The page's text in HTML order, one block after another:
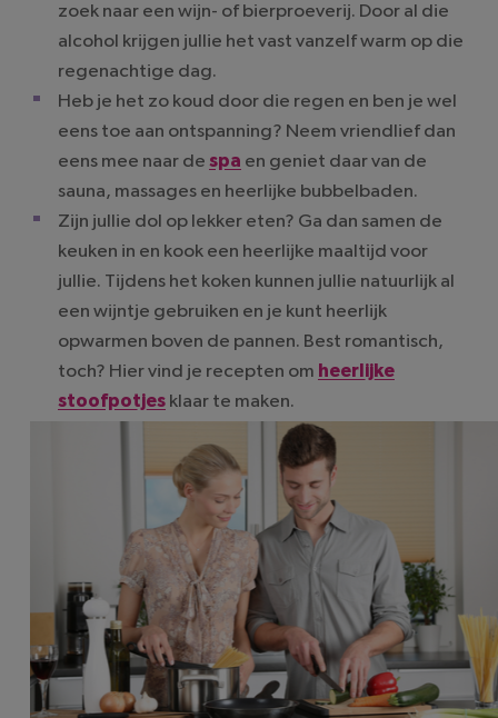
zoek naar een wijn- of bierproeverij. Door al die
alcohol krijgen jullie het vast vanzelf warm op die
regenachtige dag.
Heb je het zo koud door die regen en ben je wel
eens toe aan ontspanning? Neem vriendlief dan
eens mee naar de spa en geniet daar van de
sauna, massages en heerlijke bubbelbaden.
Zijn jullie dol op lekker eten? Ga dan samen de
keuken in en kook een heerlijke maaltijd voor
jullie. Tijdens het koken kunnen jullie natuurlijk al
een wijntje gebruiken en je kunt heerlijk
opwarmen boven de pannen. Best romantisch,
toch? Hier vind je recepten om heerlijke
stoofpotjesklaar te maken.